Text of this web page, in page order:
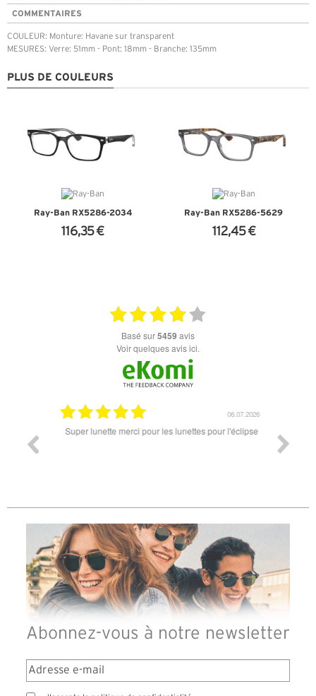
COMMENTAIRES
COULEUR: Monture: Havane sur transparent
MESURES: Verre: 51mm - Pont: 18mm - Branche: 135mm
PLUS DE COULEURS
Ray-Ban RX5286-2034
116,35 €
Ray-Ban RX5286-5629
112,45 €
basé sur5459 avis
Voir quelques avis ici.
06.07.2026
Super lunette merci pour les lunettes pour l'éclipse
Abonnez-vous à notre newsletter